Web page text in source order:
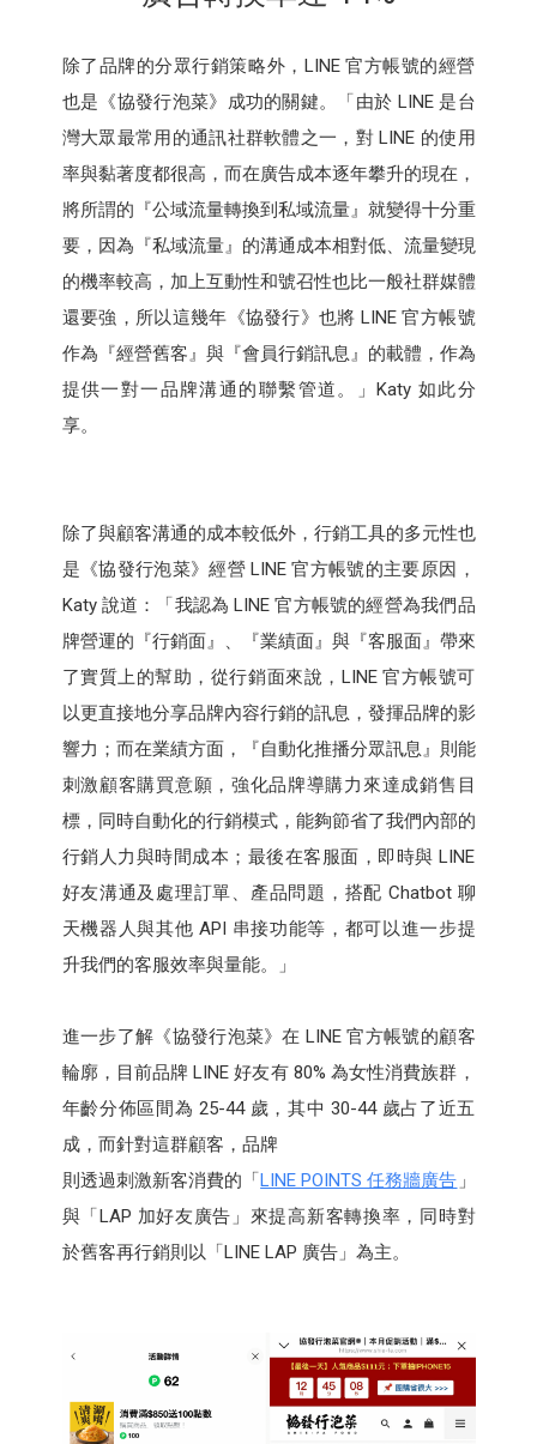
除了品牌的分眾行銷策略外，LINE 官方帳號的經營
也是《協發行泡菜》成功的關鍵。「由於 LINE 是台
灣大眾最常用的通訊社群軟體之一，對 LINE 的使用
率與黏著度都很高，而在廣告成本逐年攀升的現在，
將所謂的『公域流量轉換到私域流量』就變得十分重
要，因為『私域流量』的溝通成本相對低、流量變現
的機率較高，加上互動性和號召性也比一般社群媒體
還要強，所以這幾年《協發行》也將 LINE 官方帳號
作為『經營舊客』與『會員行銷訊息』的載體，作為
提供一對一品牌溝通的聯繫管道。」Katy 如此分
享。
除了與顧客溝通的成本較低外，行銷工具的多元性也
是《協發行泡菜》經營 LINE 官方帳號的主要原因，
Katy 說道：「我認為 LINE 官方帳號的經營為我們品
牌營運的『行銷面』、『業績面』與『客服面』帶來
了實質上的幫助，從行銷面來說，LINE 官方帳號可
以更直接地分享品牌內容行銷的訊息，發揮品牌的影
響力；而在業績方面，『自動化推播分眾訊息』則能
刺激顧客購買意願，強化品牌導購力來達成銷售目
標，同時自動化的行銷模式，能夠節省了我們內部的
行銷人力與時間成本；最後在客服面，即時與 LINE
好友溝通及處理訂單、產品問題，搭配 Chatbot 聊
天機器人與其他 API 串接功能等，都可以進一步提
升我們的客服效率與量能。」
進一步了解《協發行泡菜》在 LINE 官方帳號的顧客
輪廓，目前品牌 LINE 好友有 80% 為女性消費族群，
年齡分佈區間為 25-44 歲，其中 30-44 歲占了近五
成，而針對這群顧客，品牌
則透過刺激新客消費的「LINE POINTS 任務牆廣告 」
與「LAP 加好友廣告」來提高新客轉換率，同時對
於舊客再行銷則以「LINE LAP 廣告」為主。